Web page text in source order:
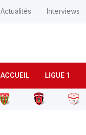
ACCUEIL LIGUE 1
Actualités Interviews